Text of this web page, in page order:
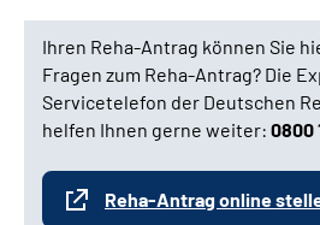
Ihren Reha-Antrag können Sie
Fragen zum Reha-Antrag? Die
Servicetelefon der Deutschen
helfen Ihnen gerne weiter: 0800
Reha-Antrag online